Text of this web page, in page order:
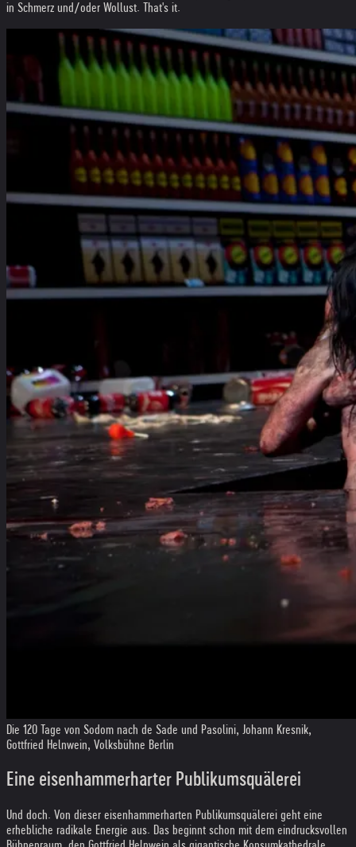
in Schmerz und/oder Wollust. That's it.
Die 120 Tage von Sodom nach de Sade und Pasolini, Johann Kresnik,
Gottfried Helnwein, Volksbühne Berlin
Eine eisenhammerharter Publikumsquälerei
Und doch. Von dieser eisenhammerharten Publikumsquälerei geht eine
erhebliche radikale Energie aus. Das beginnt schon mit dem eindrucksvollen